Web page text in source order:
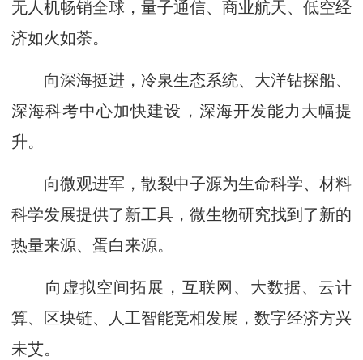
无人机畅销全球，量子通信、商业航天、低空经
济如火如荼。
向深海挺进，冷泉生态系统、大洋钻探船、
深海科考中心加快建设，深海开发能力大幅提
升。
向微观进军，散裂中子源为生命科学、材料
科学发展提供了新工具，微生物研究找到了新的
热量来源、蛋白来源。
向虚拟空间拓展，互联网、大数据、云计
算、区块链、人工智能竞相发展，数字经济方兴
未艾。